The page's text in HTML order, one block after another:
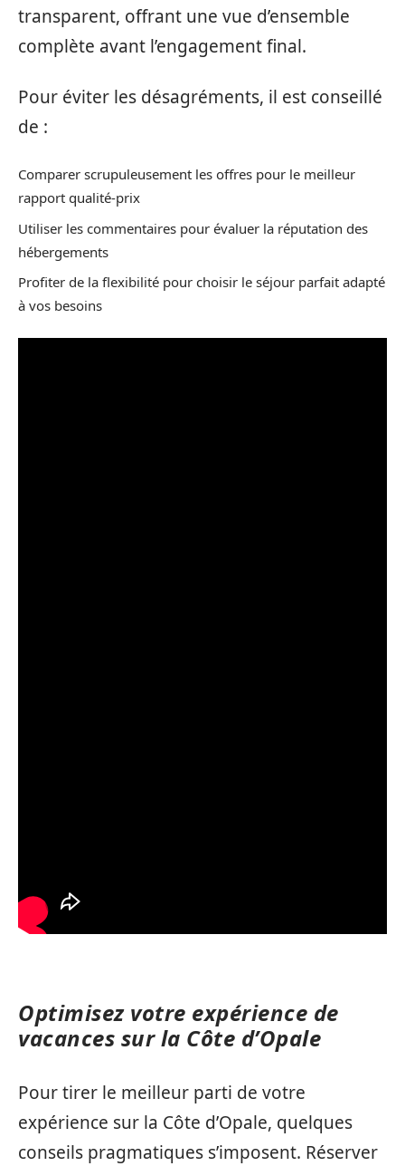
transparent, offrant une vue d’ensemble
complète avant l’engagement final.
Pour éviter les désagréments, il est conseillé
de :
Comparer scrupuleusement les offres pour le meilleur
rapport qualité-prix
Utiliser les commentaires pour évaluer la réputation des
hébergements
Profiter de la flexibilité pour choisir le séjour parfait adapté
à vos besoins
Optimisez votre expérience de
vacances sur la Côte d’Opale
Pour tirer le meilleur parti de votre
expérience sur la Côte d’Opale, quelques
conseils pragmatiques s’imposent. Réserver